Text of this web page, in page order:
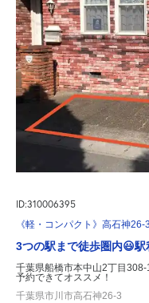
ID:310006395
《軽・コンパクト》高石神26-
3つの駅まで徒歩圏内😃駅
千葉県船橋市本中山2丁目308-
予約できてオススメ！
千葉県市川市高石神26-3